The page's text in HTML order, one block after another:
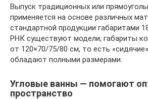
Выпуск традиционных или
применяется на основе различных
стандартной продукции габаритами
РНК существуют модели, габариты
от 120×70/75/80 см, то есть
обладают полными размерами.
Угловые ванны — помогают
пространство